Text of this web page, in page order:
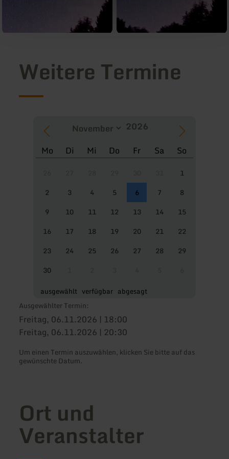
Weitere Termine
Mo Di Mi Do Fr Sa So
1
2
3 4 5 6 7
8
9
10 11 12 13 14
15
16
17 18 19 20 21
22
23
24 25 26 27 28
29
30
ausgewählt verfügbar abgesagt
Ausgewählter Termin:
Freitag, 06.11.2026 | 18:00
Freitag, 06.11.2026 | 20:30
Um einen Termin auszuwählen, klicken Sie bitte auf das
gewünschte Datum.
Ort und
Veranstalter